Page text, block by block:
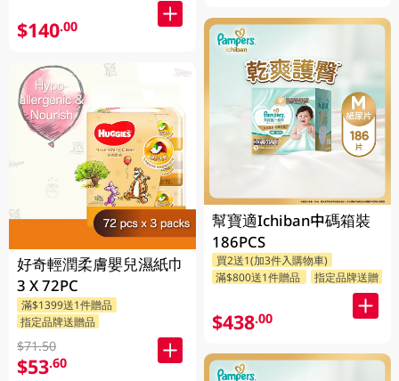
$140.00
好奇輕潤柔膚嬰兒濕紙巾
3 X 72PC
滿$1399送1件贈品
指定品牌送贈品
$71.50
$53.60
幫寶適Ichiban中碼箱裝
186PCS
買2送1(加3件入購物車)
滿$800送1件贈品
指定品牌送贈品
$438.00